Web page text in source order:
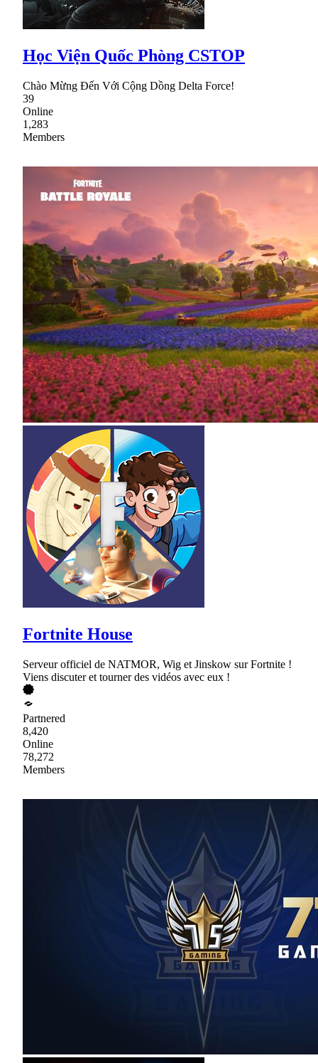
Học Viện Quốc Phòng CSTOP
Chào Mừng Đến Với Cộng Dồng Delta Force!
39
Online
1,283
Members
Fortnite House
Serveur officiel de NATMOR, Wig et Jinskow sur Fortnite !
Viens discuter et tourner des vidéos avec eux !
Partnered
8,420
Online
78,272
Members